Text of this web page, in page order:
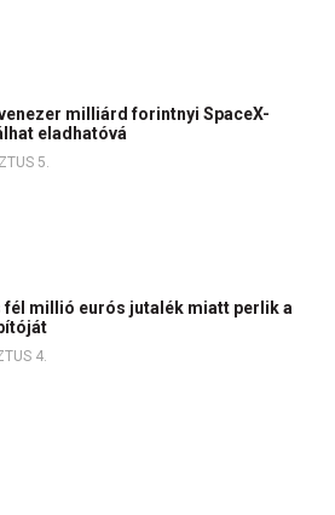
milliárd forintnyi SpaceX-
eladhatóvá
5.
fél millió eurós jutalék miatt perlik a
4.